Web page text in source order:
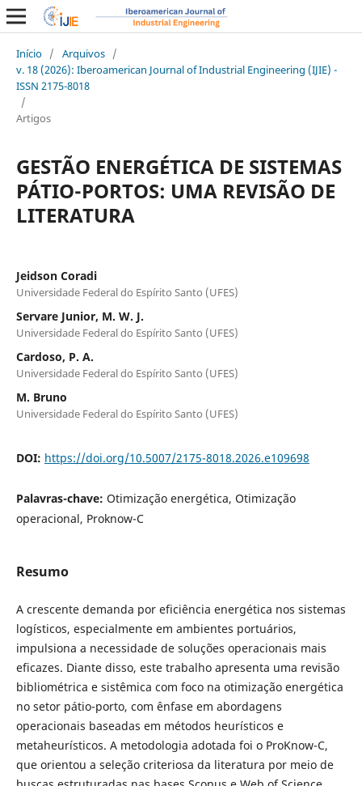
Início / Arquivos /
v. 18 (2026): Iberoamerican Journal of Industrial Engineering (IJIE) -
ISSN 2175-8018
/
Artigos
GESTÃO ENERGÉTICA DE SISTEMAS
PÁTIO-PORTOS: UMA REVISÃO DE
LITERATURA
Jeidson Coradi
Universidade Federal do Espírito Santo (UFES)
Servare Junior, M. W. J.
Universidade Federal do Espírito Santo (UFES)
Cardoso, P. A.
Universidade Federal do Espírito Santo (UFES)
M. Bruno
Universidade Federal do Espírito Santo (UFES)
DOI: https://doi.org/10.5007/2175-8018.2026.e109698
Palavras-chave: Otimização energética, Otimização
operacional, Proknow-C
Resumo
A crescente demanda por eficiência energética nos sistemas
logísticos, especialmente em ambientes portuários,
impulsiona a necessidade de soluções operacionais mais
eficazes. Diante disso, este trabalho apresenta uma revisão
bibliométrica e sistêmica com foco na otimização energética
no setor pátio-porto, com ênfase em abordagens
operacionais baseadas em métodos heurísticos e
metaheurísticos. A metodologia adotada foi o ProKnow-C,
que orientou a seleção criteriosa da literatura por meio de